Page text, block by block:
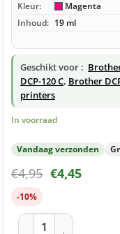
Kleur: Magenta
Inhoud: 19 ml
Geschikt voor :
DCP-120 C, Brother
printers
In voorraad
Vandaag verzonden
€4,95 €4,45
-10%
Brother LC900 M